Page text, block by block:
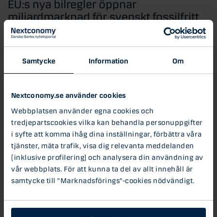
Samtycke Information Om
Nextconomy.se använder cookies
Webbplatsen använder egna cookies och
tredjepartscookies vilka kan behandla personuppgifter
i syfte att komma ihåg dina inställningar, förbättra våra
tjänster, mäta trafik, visa dig relevanta meddelanden
(inklusive profilering) och analysera din användning av
vår webbplats. För att kunna ta del av allt innehåll är
samtycke till "Marknadsförings"-cookies nödvändigt.
EU:s nya bilregler öppnar
miljardmarknad för svenskt fossilfritt
stål
EU-kommissionen harjusterat sitt klimatkrav för
bilindustrin. Från total utfasning av bensin- och
LKAB SSAB och
vinnare. Detta eftersom bilindustrin måste köpa
fossilfritt stål från europeiska tillverkare för att få
utsläppskrediter.
Viktiga punkter i EU-kommissionens förslag
Tidigare skulle alla nya bilar som säljs inom EU vara helt
fossilfria efter 2035. Men nu räcker det att utsläppen från nya
bilar minskar med 90 procent till samma årtal. Försäljning av en